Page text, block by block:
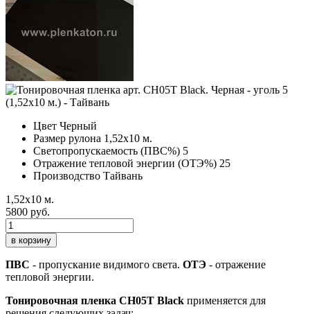
Цвет Черный
Размер рулона 1,52х10 м.
Светопропускаемость (ПВС%) 5
Отражение тепловой энергии (ОТЭ%) 25
Производство Тайвань
1,52х10 м.
5800 руб.
в корзину
ПВС - пропускание видимого света. ОТЭ - отражение
тепловой энергии.
Тонировочная пленка CH05T Black применяется для